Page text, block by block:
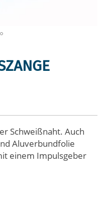
Schweißnaht. Auch
Aluverbundfolie
einem Impulsgeber